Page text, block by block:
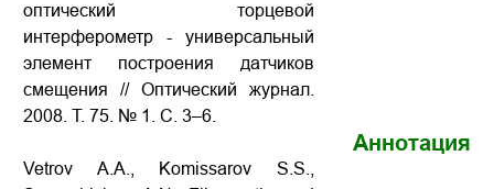
оптический торцевой
интерферометр - универсальный
элемент построения датчиков
смещения // Оптический журнал.
2008. Т. 75. № 1. С. 3–6.
Vetrov A.A., Komissarov S.S.,
Аннотация